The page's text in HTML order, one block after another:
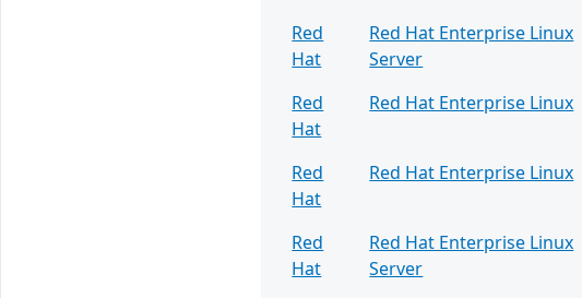
Red
Hat
Red Hat Enterprise Linux
Server
Red
Hat
Red Hat Enterprise Linux
Red
Hat
Red Hat Enterprise Linux
Red
Hat
Red Hat Enterprise Linux
Server